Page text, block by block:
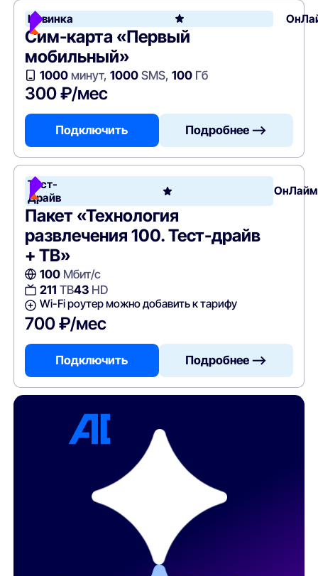
Новинка
Сим-карта «Первый
мобильный»
1000минут, 1000SMS, 100Гб
300 ₽/мес
Подключить Подробнее —>
Тест-
Драйв
ОнЛайм
Пакет «Технология
развлечения 100. Тест-драйв
+ ТВ»
100Мбит/с
211 ТВ43HD
Wi-Fi роутер можно добавить к тарифу
700 ₽/мес
Подключить Подробнее —>